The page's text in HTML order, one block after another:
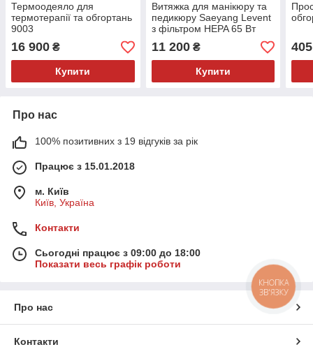
Термоодеяло для
термотерапії та обгортань
9003
16 900 ₴
Купити
Витяжка для манікюру та
педикюру Saeyang Levent
з фільтром HEPA 65 Вт
11 200₴
Купити
405
Про нас
100% позитивних з 19 відгуків за рік
Працює з 15.01.2018
м. Київ
Київ, Україна
Контакти
Сьогодні працює з 09:00 до 18:00
Показати весь графік роботи
Про нас
Контакти
КНОПКА
ЗВ'ЯЗКУ